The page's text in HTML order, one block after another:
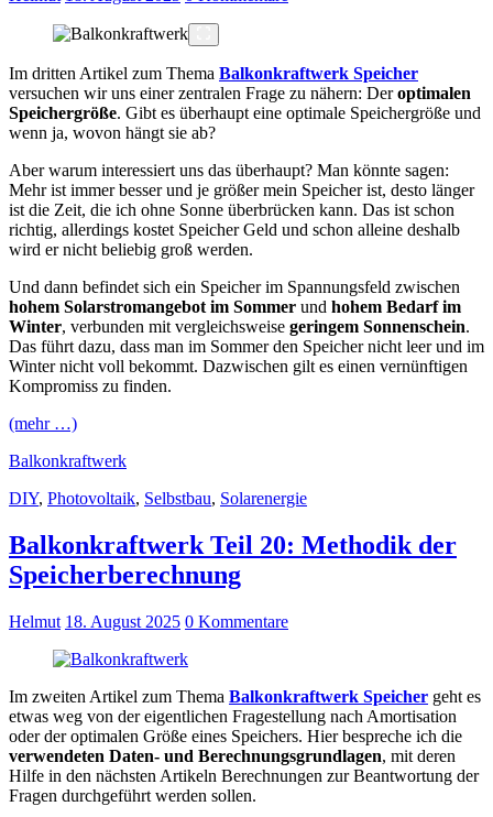
Im dritten Artikel zum Thema Balkonkraftwerk Speicher
versuchen wir uns einer zentralen Frage zu nähern: Deroptimalen
Speichergröße. Gibt es überhaupt eine optimale Speichergröße und
wenn ja, wovon hängt sie ab?
Aber warum interessiert uns das überhaupt? Man könnte sagen:
Mehr ist immer besser und je größer mein Speicher ist, desto länger
ist die Zeit, die ich ohne Sonne überbrücken kann. Das ist schon
richtig, allerdings kostet Speicher Geld und schon alleine deshalb
wird er nicht beliebig groß werden.
Und dann befindet sich ein Speicher im Spannungsfeld zwischen
hohem Solarstromangebot im Sommer und hohem Bedarf im
Winter, verbunden mit vergleichsweise geringem Sonnenschein.
Das führt dazu, dass man im Sommer den Speicher nicht leer und im
Winter nicht voll bekommt. Dazwischen gilt es einen vernünftigen
Kompromiss zu finden.
(mehr …)
Balkonkraftwerk
DIY, Photovoltaik, Selbstbau, Solarenergie
Balkonkraftwerk Teil 20: Methodik der
Speicherberechnung
Helmut 18. August 2025 0 Kommentare
Im zweiten Artikel zum Thema Balkonkraftwerk Speicher geht es
etwas weg von der eigentlichen Fragestellung nach Amortisation
oder der optimalen Größe eines Speichers. Hier bespreche ich die
verwendeten Daten- und Berechnungsgrundlagen, mit deren
Hilfe in den nächsten Artikeln Berechnungen zur Beantwortung der
Fragen durchgeführt werden sollen.